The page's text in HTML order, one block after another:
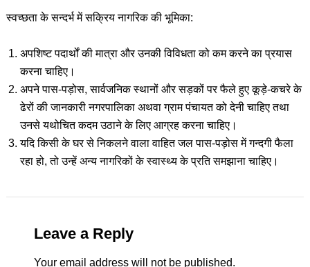
स्वच्छता के सन्दर्भ में सक्रिय नागरिक की भूमिका:
अपशिष्ट पदार्थों की मात्रा और उनकी विविधता को कम करने का प्रयास
करना चाहिए।
अपने पास-पड़ोस, सार्वजनिक स्थानों और सड़कों पर फैले हुए कूड़े-कचरे के
ढेरों की जानकारी नगरपालिका अथवा ग्राम पंचायत को देनी चाहिए तथा
उनसे यथोचित कदम उठाने के लिए आग्रह करना चाहिए।
यदि किसी के घर से निकलने वाला वाहित जल पास-पड़ोस में गन्दगी फैला
रहा हो, तो उन्हें अन्य नागरिकों के स्वास्थ्य के प्रति समझाना चाहिए।
Leave a Reply
Your email address will not be published.